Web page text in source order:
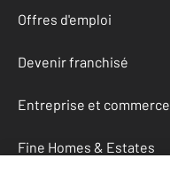
Offres d'emploi
Devenir franchisé
Entreprise et commerce
Fine Homes & Estates